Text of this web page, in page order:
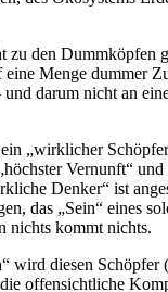
zu den Dummköpfen
eine Menge dummer
darum nicht an
„wirklicher
Vernunft“
Denker“ ist
das „Sein“ eines
nichts kommt nichts.
wird diesen Schöpfer
offensichtliche